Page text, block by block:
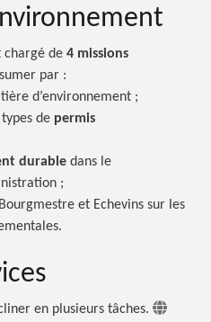
chargé de4 missions
par :
d’environnement ;
de permis
durable dans le
;
et Echevins sur les
en plusieurs tâches.